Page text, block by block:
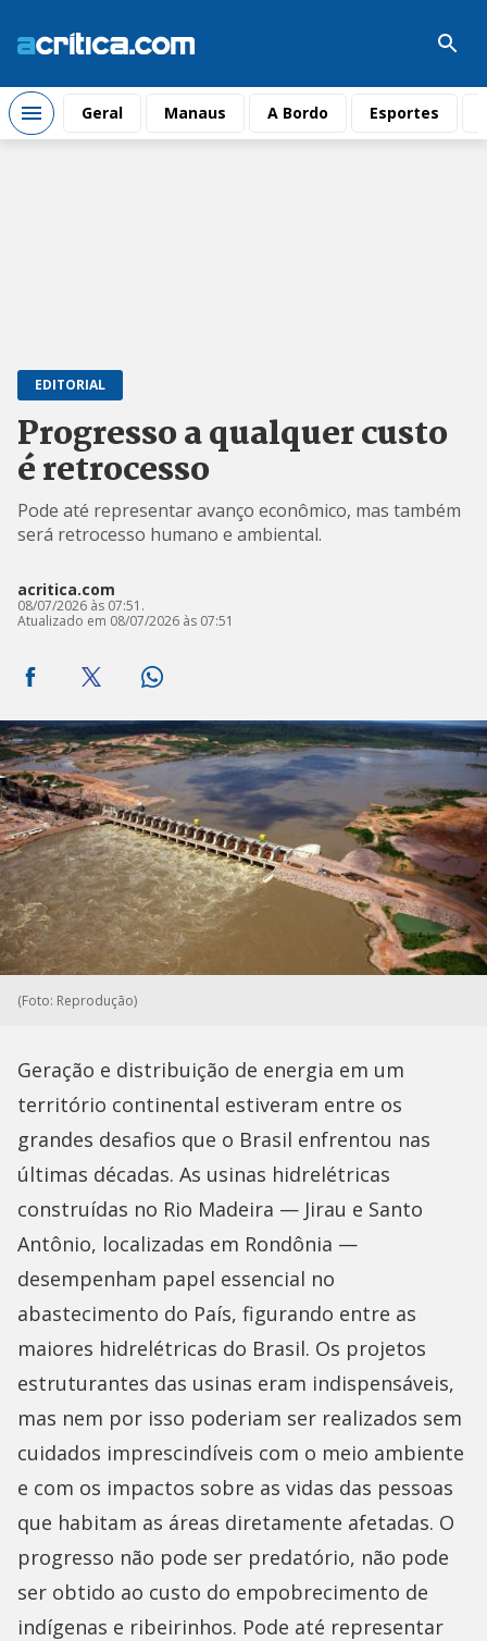
Geral Manaus A Bordo Esportes
EDITORIAL
Progresso a qualquer custo
é retrocesso
Pode até representar avanço econômico, mas também
será retrocesso humano e ambiental.
acritica.com
08/07/2026 às 07:51.
Atualizado em 08/07/2026 às 07:51
(Foto: Reprodução)
Geração e distribuição de energia em um
território continental estiveram entre os
grandes desafios que o Brasil enfrentou nas
últimas décadas. As usinas hidrelétricas
construídas no Rio Madeira — Jirau e Santo
Antônio, localizadas em Rondônia —
desempenham papel essencial no
abastecimento do País, figurando entre as
maiores hidrelétricas do Brasil. Os projetos
estruturantes das usinas eram indispensáveis,
mas nem por isso poderiam ser realizados sem
cuidados imprescindíveis com o meio ambiente
e com os impactos sobre as vidas das pessoas
que habitam as áreas diretamente afetadas. O
progresso não pode ser predatório, não pode
ser obtido ao custo do empobrecimento de
indígenas e ribeirinhos. Pode até representar